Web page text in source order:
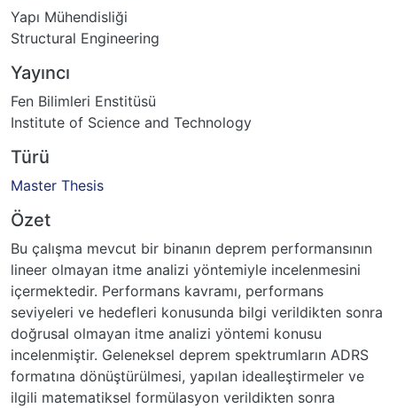
Yapı Mühendisliği
Structural Engineering
Yayıncı
Fen Bilimleri Enstitüsü
Institute of Science and Technology
Türü
Master Thesis
Özet
Bu çalışma mevcut bir binanın deprem performansının
lineer olmayan itme analizi yöntemiyle incelenmesini
içermektedir. Performans kavramı, performans
seviyeleri ve hedefleri konusunda bilgi verildikten sonra
doğrusal olmayan itme analizi yöntemi konusu
incelenmiştir. Geleneksel deprem spektrumların ADRS
formatına dönüştürülmesi, yapılan idealleştirmeler ve
ilgili matematiksel formülasyon verildikten sonra